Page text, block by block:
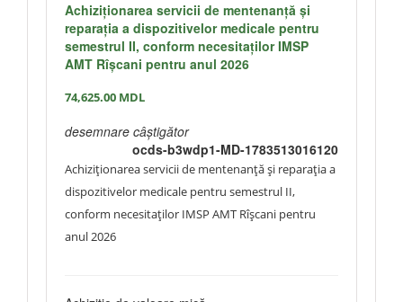
Achiziționarea servicii de mentenanță și
reparația a dispozitivelor medicale pentru
semestrul II, conform necesitaților IMSP
AMT Rîșcani pentru anul 2026
74,625.00 MDL
desemnare câștigător
ocds-b3wdp1-MD-1783513016120
Achiziționarea servicii de mentenanță și reparația a
dispozitivelor medicale pentru semestrul II,
conform necesitaților IMSP AMT Rîșcani pentru
anul 2026